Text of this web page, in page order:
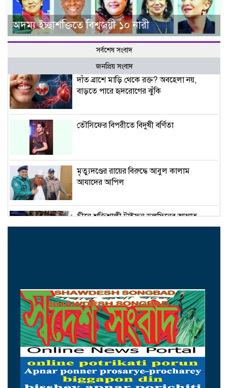
অদম্য ইচ্ছাশক্তিতে বিশ্বজয়ী ১০ নারী
সর্বশেষ সংবাদ
জনপ্রিয় সংবাদ
দাঁত ব্রাশে মাড়ি থেকে রক্ত? অবহেলা নয়,
বাড়তে পারে হৃদরোগের ঝুঁকি
তৌসিফের বিপরীতে বিদুষী বর্ণিতা
মৃত্যুদণ্ডের রায়ের বিরুদ্ধে আবুল কালাম
আযাদের আপিল
চীনে শক্তিশালী টাইফুন ডলফিনের আঘাত,
ঘরছাড়া ১০ লাখ মানুষ
অদম্য ইচ্ছাশক্তিতে বিশ্বজয়ী ১০ নারী
এসএসসির ফল প্রকাশ সকাল ১০টায়, জানবেন
যেভাবে